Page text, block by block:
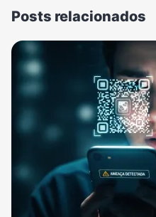
Posts relacionados